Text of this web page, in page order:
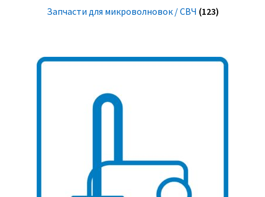
Запчасти для микроволновок / СВЧ (123)